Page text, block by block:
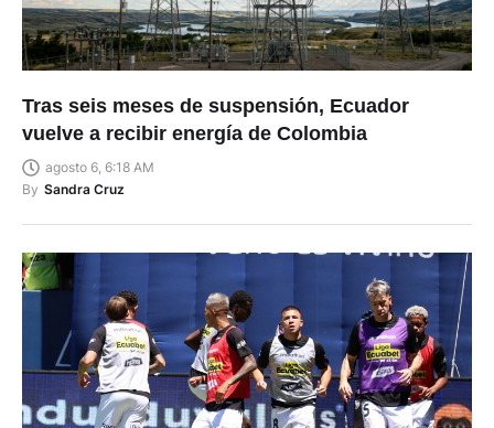
Tras seis meses de suspensión, Ecuador
vuelve a recibir energía de Colombia
agosto 6, 6:18 AM
By Sandra Cruz